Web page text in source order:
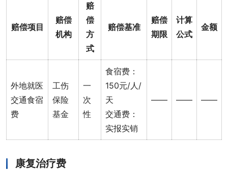
赔偿项目
赔偿
机构
赔
偿
方
式
赔偿基准
赔偿
期限
计算
公式
金额
外地就医
交通食宿
费
工伤
保险
基金
一
次
性
食宿费：
150元/人/
天
交通费：
实报实销
—— —— ——
康复治疗费